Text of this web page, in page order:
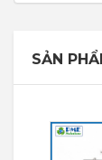
SẢN